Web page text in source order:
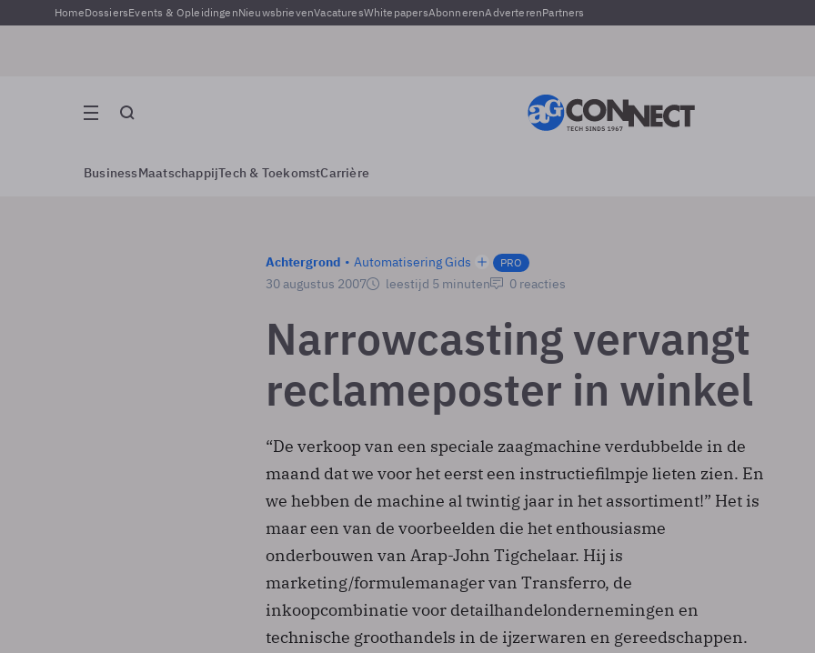
HomeDossiersEvents & OpleidingenNieuwsbrievenVacaturesWhitepapersAbonnerenAdverterenPartners
BusinessMaatschappijTech & ToekomstCarrière
Achtergrond Automatisering Gids PRO
30 augustus 2007 leestijd 5 minuten 0 reacties
Narrowcasting vervangt
reclameposter in winkel
“De verkoop van een speciale zaagmachine verdubbelde in de
maand dat we voor het eerst een instructiefilmpje lieten zien. En
we hebben de machine al twintig jaar in het assortiment!” Het is
maar een van de voorbeelden die het enthousiasme
onderbouwen van Arap-John Tigchelaar. Hij is
marketing/formulemanager van Transferro, de
inkoopcombinatie voor detailhandelondernemingen en
technische groothandels in de ijzerwaren en gereedschappen.